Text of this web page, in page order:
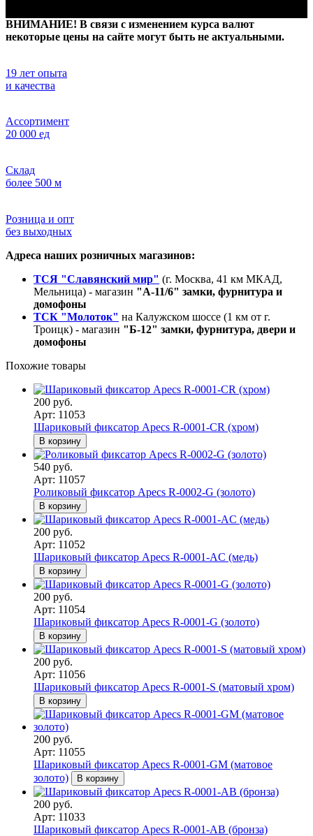
ВНИМАНИЕ! В связи с изменением курса валют
некоторые цены на сайте могут быть не актуальными.
19 лет опыта
и качества
Ассортимент
20 000 ед
Склад
более 500 м
Розница и опт
без выходных
Адреса наших розничных магазинов:
ТСЯ "Славянский мир" (г. Москва, 41 км МКАД,
Мельница) - магазин "А-11/6" замки, фурнитура и
домофоны
ТСК "Молоток" на Калужском шоссе (1 км от г.
Троицк) - магазин "Б-12" замки, фурнитура, двери и
домофоны
Похожие товары
200 руб.
Арт: 11053
Шариковый фиксатор Apecs R-0001-CR (хром)
В корзину
540 руб.
Арт: 11057
Роликовый фиксатор Apecs R-0002-G (золото)
В корзину
200 руб.
Арт: 11052
Шариковый фиксатор Apecs R-0001-AC (медь)
В корзину
200 руб.
Арт: 11054
Шариковый фиксатор Apecs R-0001-G (золото)
В корзину
200 руб.
Арт: 11056
Шариковый фиксатор Apecs R-0001-S (матовый хром)
В корзину
200 руб.
Арт: 11055
Шариковый фиксатор Apecs R-0001-GM (матовое
золото)
В корзину
200 руб.
Арт: 11033
Шариковый фиксатор Apecs R-0001-AB (бронза)